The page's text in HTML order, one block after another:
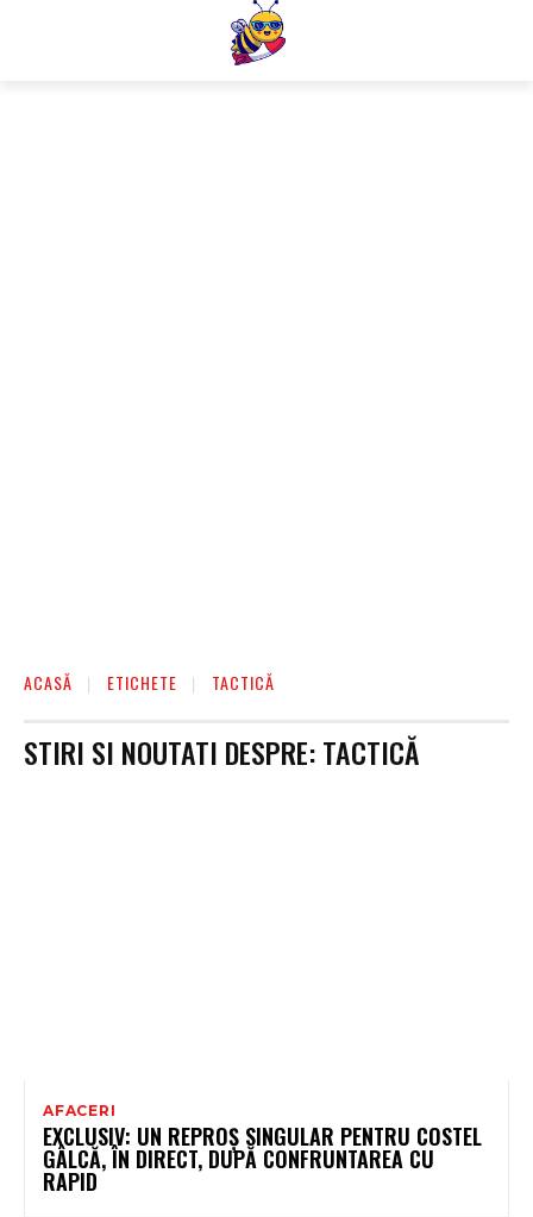
ACASĂ ETICHETE TACTICĂ
STIRI SI NOUTATI DESPRE:TACTICĂ
AFACERI
EXCLUSIV: UN REPROȘ SINGULAR PENTRU COSTEL
GÂLCĂ, ÎN DIRECT, DUPĂ CONFRUNTAREA CU
RAPID